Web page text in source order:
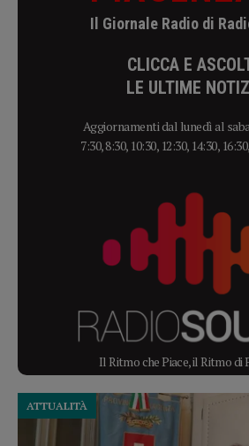
Il Giornale Radio di
CLICCA E
LE ULTIME
Aggiornamenti dal lunedì al
7:30, 8:30, 10:30, 12:30, 14:30,
Il Ritmo che Piace, il Ritmo di
ATTUALITÀ